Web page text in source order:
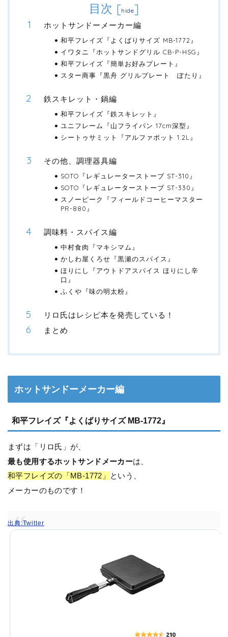
目次 [hide]
ホットサンドーメーカー編
和平フレイズ『よくばりサイズ MB-1772』
イワタニ『ホットサンドグリル CB-P-HSG』
和平フレイズ『簡単お好みプレート』
スター商事『黒舟 グリルプレート ぽたり』
鉄スキレット・鍋編
和平フレイズ『鉄スキレット』
ユニフレーム『山フライパン 17cm深型』
シートゥサミット『アルファポット 1.2L』
その他、調理器具編
SOTO『レギュレーターストーブ ST-310』
SOTO『レギュレーターストーブ ST-330』
スノーピーク『フィールドコーヒーマスター
PR-880』
調味料・スパイス編
中村食肉『マキシマム』
かしわ屋くろせ『黒瀬のスパイス』
ほりにし『アウトドアスパイス ほりにし辛
口』
ふくや『味の明太粉』
リロ氏はレシピ本を発売している！
まとめ
ホットサンドーメーカー編
和平フレイズ『よくばりサイズ MB-1772』
まずは「リロ氏」が、
最も使用するホットサンドメーカーは、
和平フレイズの「MB-1772」
という、
メーカーのものです！
出典:Twitter